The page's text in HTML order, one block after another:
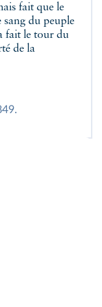
fait que le
du peuple
fait le tour du
de la